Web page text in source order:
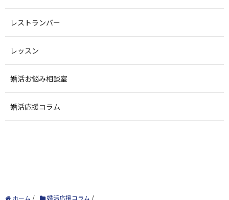
レストランバー
レッスン
婚活お悩み相談室
婚活応援コラム
ホーム / 婚活応援コラム /